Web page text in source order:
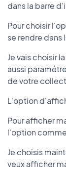
dans la barre
Pour choisir
se rendre
Je vais choisir
aussi
de votre
L'option
Pour afficher
l'option
Je choisis
veux afficher